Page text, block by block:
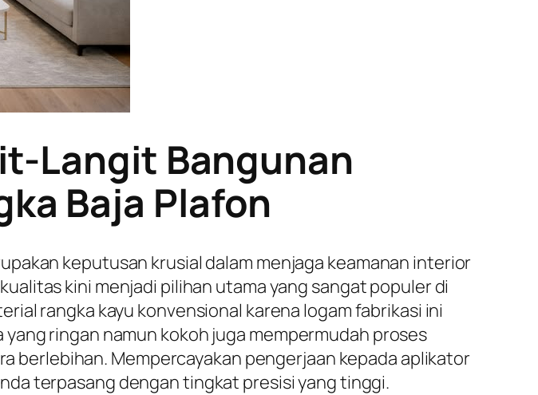
Langit Bangunan
Baja Plafon
keputusan krusial dalam menjaga keamanan interior
kini menjadi pilihan utama yang sangat populer di
rangka kayu konvensional karena logam fabrikasi ini
ringan namun kokoh juga mempermudah proses
berlebihan. Mempercayakan pengerjaan kepada aplikator
terpasang dengan tingkat presisi yang tinggi.